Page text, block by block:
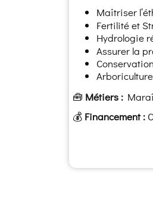
Maîtriser
Fertilité et
Hydrologie
Assurer la
Arboriculture
🧰 Métiers :
💰 Financement :